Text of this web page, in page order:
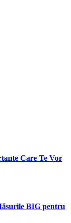
Care Te Vor
BIG pentru